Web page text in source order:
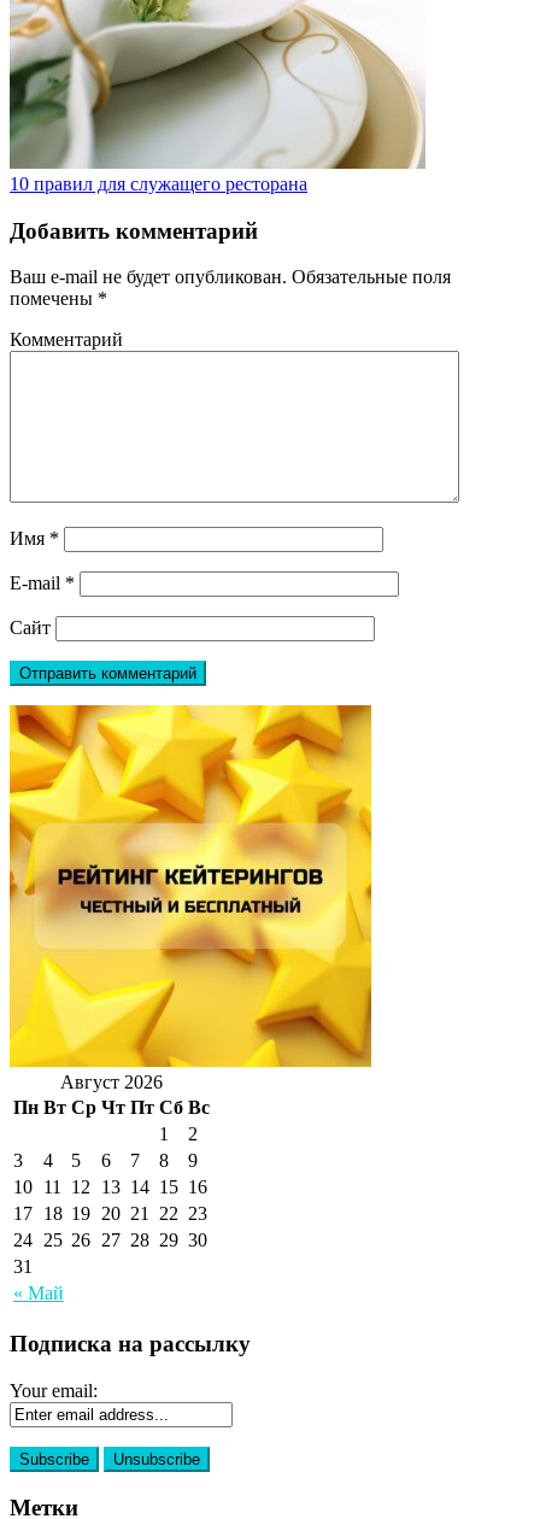
10 правил для служащего ресторана
Добавить комментарий
Ваш e-mail не будет опубликован. Обязательные поля
помечены *
Комментарий
Имя *
E-mail *
Сайт
Август 2026
Пн Вт Ср Чт Пт Сб Вс
« Май
1
2
3
4 5 6 7 8
9
10 11 12 13 14 15 16
17 18 19 20 21 22 23
24 25 26 27 28 29 30
31
Подписка на рассылку
Your email:
Метки